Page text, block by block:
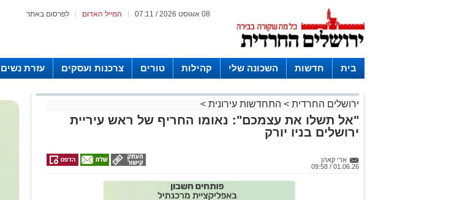
לפרסום באתר המייל האדום 08 אוגוסט 2026 / 07:11
בית חדשות השכונה שלי קהילות טורים צרכנות ועסקים עזרת נשים
ירושלים החרדית > התחדשות עירונית >
"אל תשלו את עצמכם": נאומו החריף של ראש עיריית
ירושלים בניו יורק
ארי קאהן
01.06.26 / 09:58